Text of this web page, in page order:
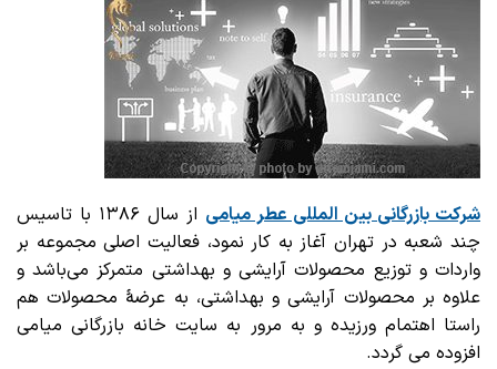
شرکت بازرگانیبین المللی عطر میامی
از سال ۱۳۸۶ با تاسیس
چند شعبه در تهران آغاز به کار نمود، فعالیت اصلی مجموعه بر
واردات و توزیع محصولات آرایشی و بهداشتی متمرکز می‌باشد و
علاوه بر محصولات آرایشی و بهداشتی، به عرضهٔ محصولات هم
راستا اهتمام ورزیده و به مرور به سایت خانه بازرگانی میامی
افزوده می گردد.